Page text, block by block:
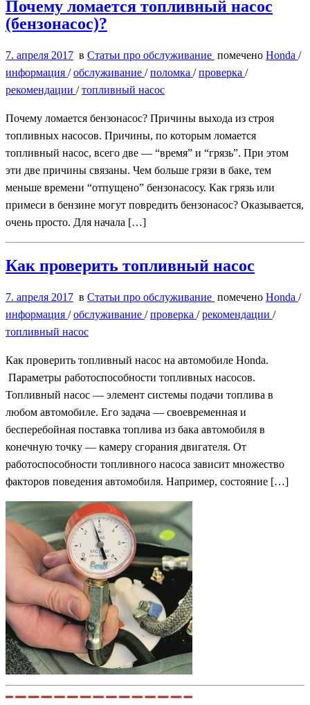
Почему ломается топливный насос
(бензонасос)?
7. апреля 2017 в Статьи про обслуживание помечено Honda /
информация /обслуживание /поломка /проверка /
рекомендации /топливный насос
Почему ломается бензонасос? Причины выхода из строя
топливных насосов. Причины, по которым ломается
топливный насос, всего две — “время” и “грязь”. При этом
эти две причины связаны. Чем больше грязи в баке, тем
меньше времени “отпущено” бензонасосу. Как грязь или
примеси в бензине могут повредить бензонасос? Оказывается,
очень просто. Для начала […]
Как проверить топливный насос
7. апреля 2017 в Статьи про обслуживание помечено Honda /
информация /обслуживание /проверка /рекомендации /
топливный насос
Как проверить топливный насос на автомобиле Honda.
Параметры работоспособности топливных насосов.
Топливный насос — элемент системы подачи топлива в
любом автомобиле. Его задача — своевременная и
бесперебойная поставка топлива из бака автомобиля в
конечную точку — камеру сгорания двигателя. От
работоспособности топливного насоса зависит множество
факторов поведения автомобиля. Например, состояние […]